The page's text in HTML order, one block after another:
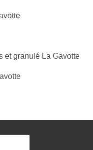
et granulé La Gavotte